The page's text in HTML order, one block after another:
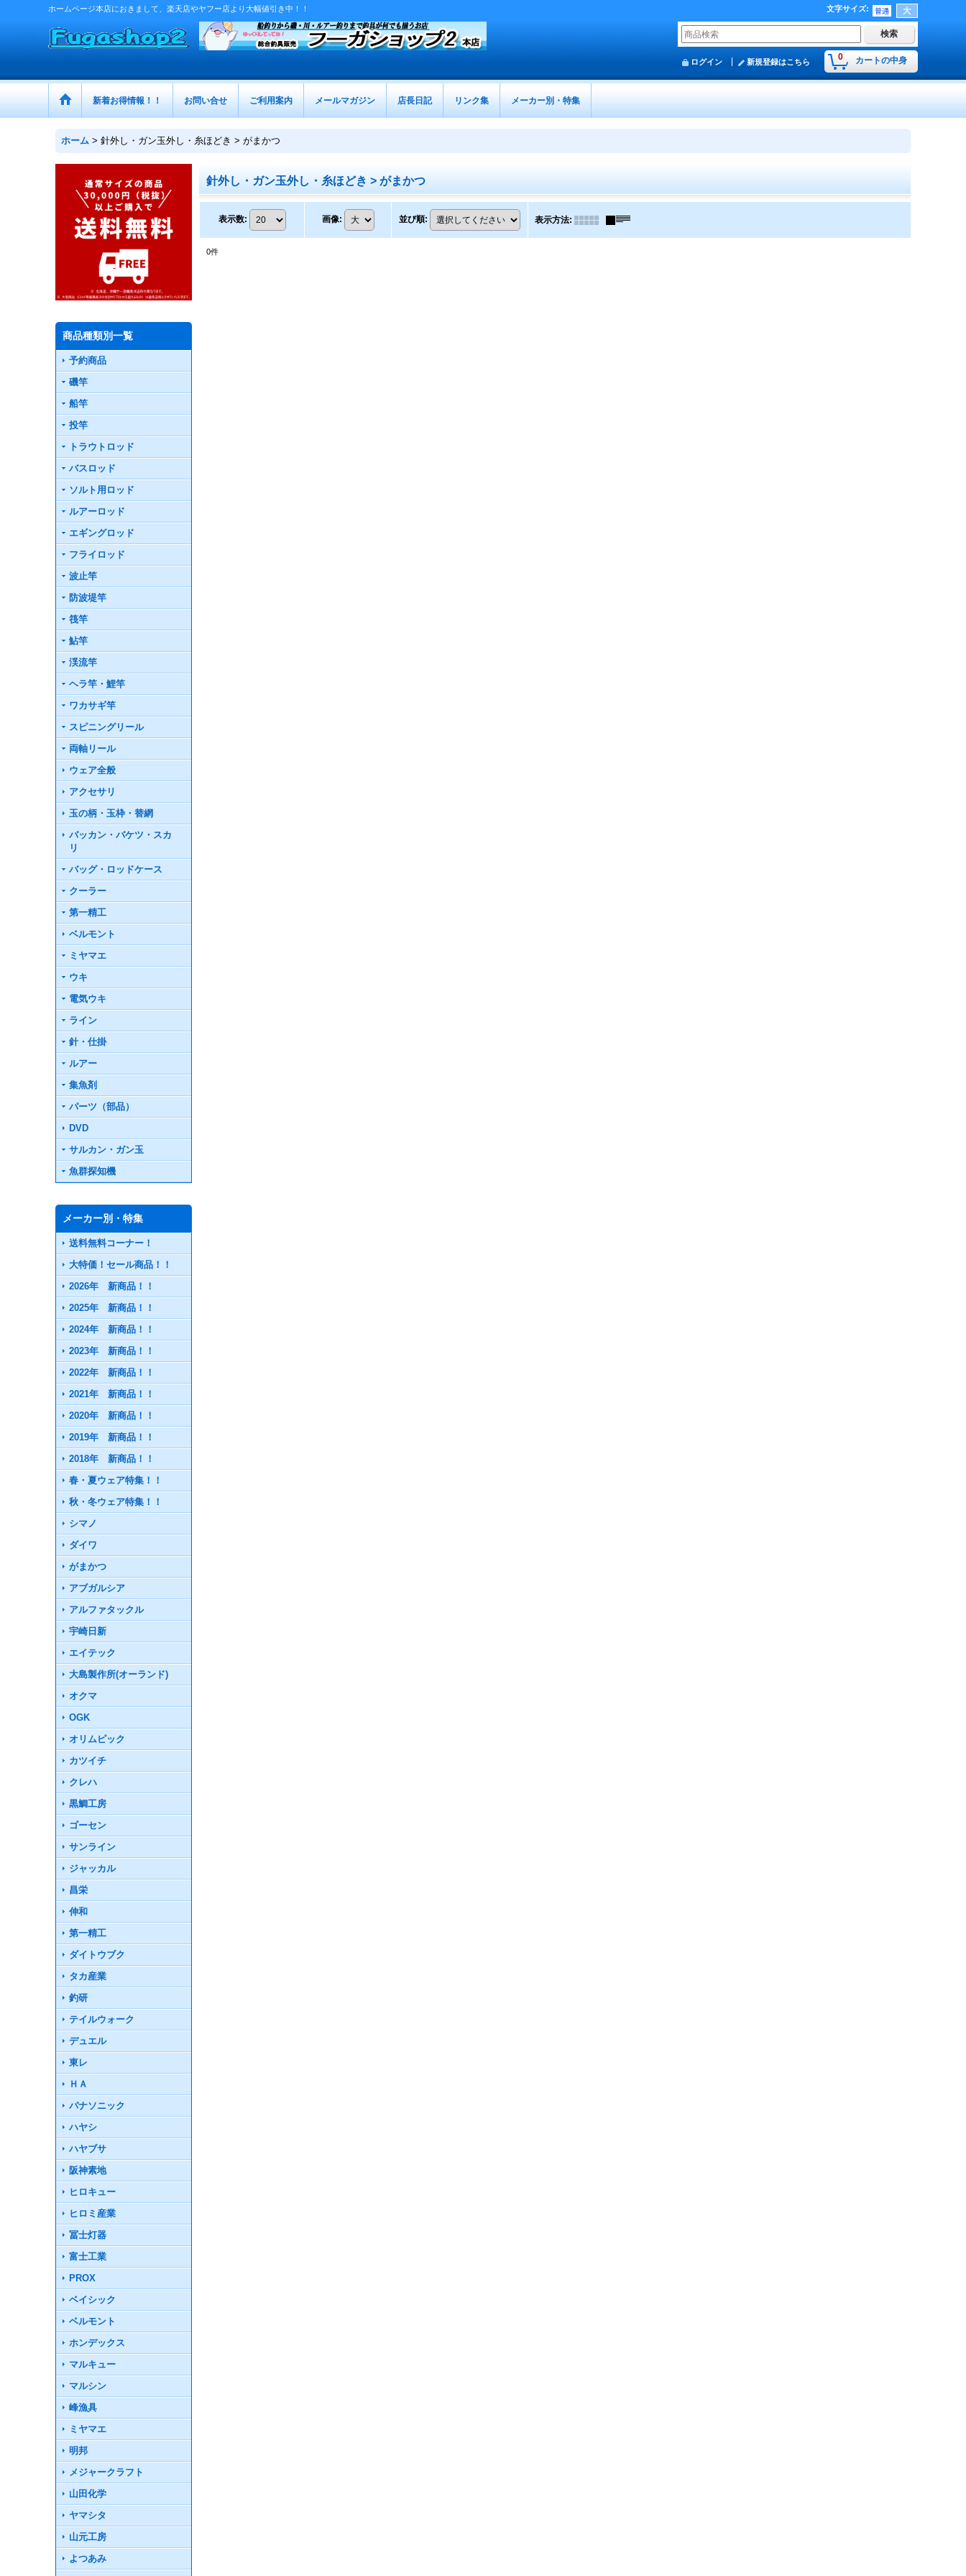
ホームページ本店におきまして、楽天店やヤフー店より大幅値引き中！！ 文字サイズ:
0 カートの中身
ログイン 新規登録はこちら
新着お得情報！！ お問い合せ ご利用案内 メールマガジン 店長日記 リンク集 メーカー別・特集
ホーム > 針外し・ガン玉外し・糸ほどき > がまかつ
商品種類別一覧
予約商品
磯竿
船竿
投竿
トラウトロッド
バスロッド
ソルト用ロッド
ルアーロッド
エギングロッド
フライロッド
波止竿
防波堤竿
筏竿
鮎竿
渓流竿
ヘラ竿・鯉竿
ワカサギ竿
スピニングリール
両軸リール
ウェア全般
アクセサリ
玉の柄・玉枠・替網
バッカン・バケツ・スカ
リ
バッグ・ロッドケース
クーラー
第一精工
ベルモント
ミヤマエ
ウキ
電気ウキ
ライン
針・仕掛
ルアー
集魚剤
パーツ（部品）
DVD
サルカン・ガン玉
魚群探知機
メーカー別・特集
送料無料コーナー！
大特価！セール商品！！
2026年 新商品！！
2025年 新商品！！
2024年 新商品！！
2023年 新商品！！
2022年 新商品！！
2021年 新商品！！
2020年 新商品！！
2019年 新商品！！
2018年 新商品！！
春・夏ウェア特集！！
秋・冬ウェア特集！！
シマノ
ダイワ
がまかつ
アブガルシア
アルファタックル
宇崎日新
エイテック
大島製作所(オーランド)
オクマ
OGK
オリムピック
カツイチ
クレハ
黒鯛工房
ゴーセン
サンライン
ジャッカル
昌栄
伸和
第一精工
ダイトウブク
タカ産業
釣研
テイルウォーク
デュエル
東レ
ＨＡ
パナソニック
ハヤシ
ハヤブサ
阪神素地
ヒロキュー
ヒロミ産業
冨士灯器
富士工業
PROX
ベイシック
ベルモント
ホンデックス
マルキュー
マルシン
峰漁具
ミヤマエ
明邦
メジャークラフト
山田化学
ヤマシタ
山元工房
よつあみ
針外し・ガン玉外し・糸ほどき > がまかつ
表示数: 画像: 並び順: 表示方法:
0件